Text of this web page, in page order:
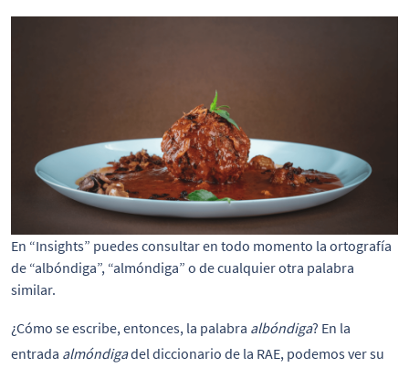
En “Insights” puedes consultar en todo momento la ortografía
de “albóndiga”, “almóndiga” o de cualquier otra palabra
similar.
¿Cómo se escribe, entonces, la palabra albóndiga? En la
entrada almóndigadel diccionario de la RAE, podemos ver su